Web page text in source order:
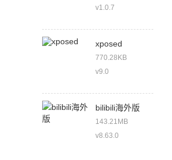
v1.0.7
xposed
770.28KB
v9.0
bilibili海外版
143.21MB
v8.63.0